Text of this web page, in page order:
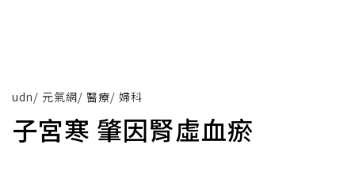
udn/ 元氣網/ 醫療/ 婦科
子宮寒 肇因腎虛血瘀